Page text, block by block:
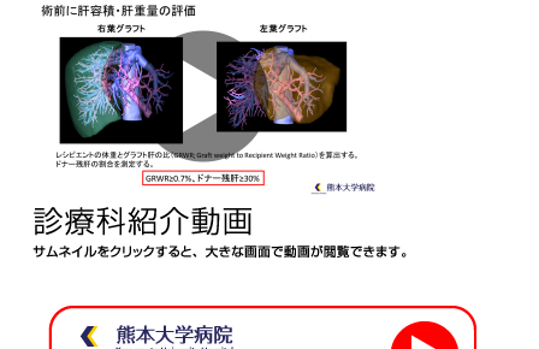
病院について
Foreign Language